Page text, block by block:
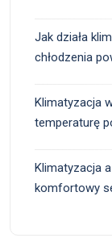
Jak działa
chłodzenia
Klimatyzacja
temperaturę
Klimatyzacja
komfortowy